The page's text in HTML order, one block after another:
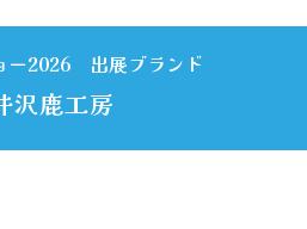
開催概要
ニュース
ー2026 出展ブランド
沢鹿工房